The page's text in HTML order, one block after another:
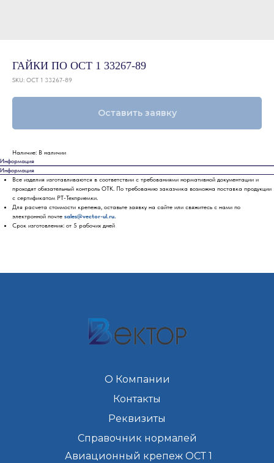
ГАЙКИ ПО ОСТ 1 33267-89
SKU: ОСТ 1 33267-89
Оставить заявку
Наличие: В наличии
Информация
Информация
Все изделия изготавливаются в соответствии с требованиями нормативной документации и
проходят обязательный контроль ОТК. По требованию заказчика возможна поставка продукции
с сертификатом РТ-Техприемки.
Для расчета стоимости крепежа, оставьте заявку на сайте или свяжитесь с нами по
электронной почте sales@vector-ul.ru.
Срок изготовления: от 5 рабочих дней
О Компании
Контакты
Реквизиты
Справочник нормалей
Авиационный крепеж ОСТ 1